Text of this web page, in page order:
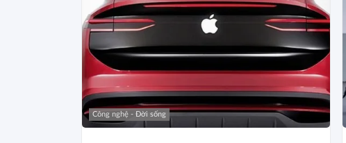
Công nghệ - Đời sống